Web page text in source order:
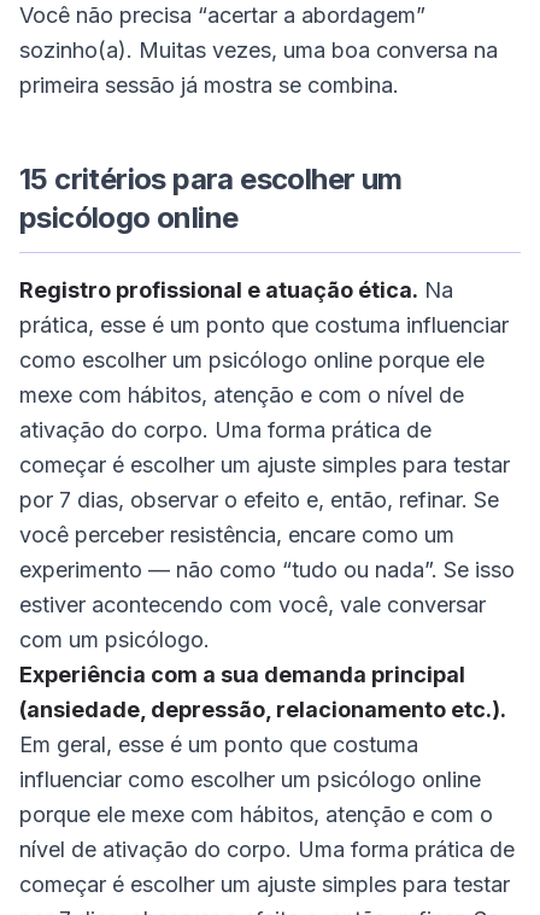
Você não precisa “acertar a abordagem”
sozinho(a). Muitas vezes, uma boa conversa na
primeira sessão já mostra se combina.
15 critérios para escolher um
psicólogo online
Registro profissional e atuação ética. Na
prática, esse é um ponto que costuma influenciar
como escolher um psicólogo online porque ele
mexe com hábitos, atenção e com o nível de
ativação do corpo. Uma forma prática de
começar é escolher um ajuste simples para testar
por 7 dias, observar o efeito e, então, refinar. Se
você perceber resistência, encare como um
experimento — não como “tudo ou nada”. Se isso
estiver acontecendo com você, vale conversar
com um psicólogo.
Experiência com a sua demanda principal
(ansiedade, depressão, relacionamento etc.).
Em geral, esse é um ponto que costuma
influenciar como escolher um psicólogo online
porque ele mexe com hábitos, atenção e com o
nível de ativação do corpo. Uma forma prática de
começar é escolher um ajuste simples para testar